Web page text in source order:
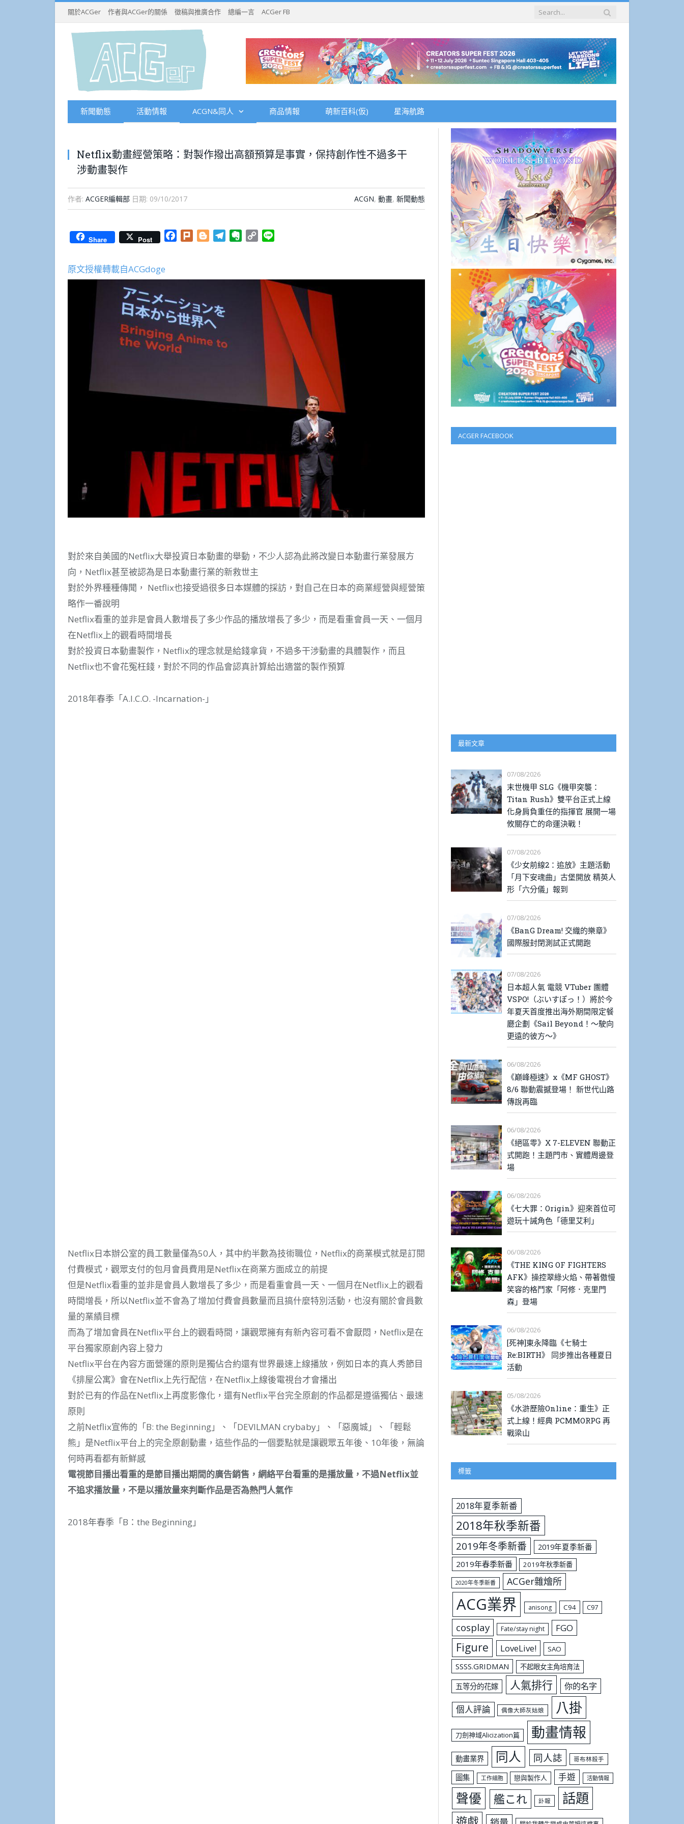
關於ACGer 作者與ACGer的關係 徵稿與推廣合作 總編一言 ACGer FB
新聞動態 活動情報 ACGN&同人 商品情報 萌新百科(仮) 星海航路
Netflix動畫經營策略：對製作撥出高額預算是事實，保持創作性不過多干
涉動畫製作
作者: ACGER編輯部 日期: 09/10/2017 ACGN, 動畫, 新聞動態
Share Post Facebook
Plurk BloggerTelegramEvernote
Copy
原文授權轉載自ACGdoge
對於來自美國的Netflix大舉投資日本動畫的舉動，不少人認為此將改變日本動畫行業發展方
向，Netflix甚至被認為是日本動畫行業的新救世主
對於外界種種傳聞， Netflix也接受過很多日本媒體的採訪，對自己在日本的商業經營與經營策
略作一番說明
Netflix看重的並非是會員人數增長了多少作品的播放增長了多少，而是看重會員一天、一個月
在Netflix上的觀看時間增長
對於投資日本動畫製作，Netflix的理念就是給錢拿貨，不過多干涉動畫的具體製作，而且
Netflix也不會花冤枉錢，對於不同的作品會認真計算給出適當的製作預算
2018年春季「A.I.C.O. -Incarnation-」
Netflix日本辦公室的員工數量僅為50人，其中約半數為技術職位，Netflix的商業模式就是訂閱
付費模式，觀眾支付的包月會員費用是Netflix在商業方面成立的前提
但是Netflix看重的並非是會員人數增長了多少，而是看重會員一天、一個月在Netflix上的觀看
時間增長，所以Netflix並不會為了增加付費會員數量而且搞什麼特別活動，也沒有關於會員數
量的業績目標
而為了增加會員在Netflix平台上的觀看時間，讓觀眾擁有有新內容可看不會厭悶，Netflix是在
平台獨家原創內容上發力
Netflix平台在內容方面營運的原則是獨佔合約還有世界最速上線播放，例如日本的真人秀節目
《排屋公寓》會在Netflix上先行配信，在Netflix上線後電視台才會播出
對於已有的作品在Netflix上再度影像化，還有Netflix平台完全原創的作品都是遵循獨佔、最速
原則
之前Netflix宣佈的「B: the Beginning」、「DEVILMAN crybaby」、「惡魔城」、「輕鬆
熊」是Netflix平台上的完全原創動畫，這些作品的一個要點就是讓觀眾五年後、10年後，無論
何時再看都有新鮮感
電視節目播出看重的是節目播出期間的廣告銷售，網絡平台看重的是播放量，不過Netflix並
不追求播放量，不是以播放量來判斷作品是否為熱門人氣作
2018年春季「B：the Beginning」
ACGER FACEBOOK
最新文章
07/08/2026
末世機甲 SLG《機甲突襲：
Titan Rush》雙平台正式上線
化身肩負重任的指揮官 展開一場
攸關存亡的命運決戰！
07/08/2026
《少女前線2：追放》主題活動
「月下安魂曲」古堡開放 精英人
形「六分儀」報到
07/08/2026
《BanG Dream! 交織的樂章》
國際服封閉測試正式開跑
07/08/2026
日本超人氣 電競 VTuber 團體
VSPO!（ぶいすぽっ！）將於今
年夏天首度推出海外期間限定餐
廳企劃《Sail Beyond！～駛向
更遠的彼方～》
06/08/2026
《巔峰極速》x《MF GHOST》
8/6 聯動震撼登場！ 新世代山路
傳說再臨
06/08/2026
《絕區零》X 7-ELEVEN 聯動正
式開跑！主題門市、實體周邊登
場
06/08/2026
《七大罪：Origin》迎來首位可
遊玩十誡角色「德里艾利」
06/08/2026
《THE KING OF FIGHTERS
AFK》操控翠綠火焰、帶著傲慢
笑容的格鬥家「阿修．克里門
森」登場
06/08/2026
[死神]東永降臨《七騎士
Re:BIRTH》 同步推出各種夏日
活動
05/08/2026
《水滸歷險Online：重生》正
式上線！經典 PCMMORPG 再
戰梁山
標籤
2018年夏季新番
2018年秋季新番
2019年冬季新番
2019年夏季新番
2019年春季新番
2019年秋季新番
2020年冬季新番 ACGer雜燴所
ACG業界 anisong C94 C97
cosplay Fate/stay night FGO
Figure LoveLive! SAO
SSSS.GRIDMAN 不起眼女主角培育法
五等分的花嫁 人氣排行 你的名字
個人評論 偶像大師灰姑娘 八掛
刀劍神域Alicization篇 動畫情報
動畫業界 同人 同人誌 哥布林殺手
圖集 工作細胞 戀與製作人 手遊 活動情報
聲優 艦これ 訃報 話題